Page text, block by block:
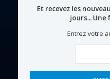
Et recevez les
jours...
Entrez votre